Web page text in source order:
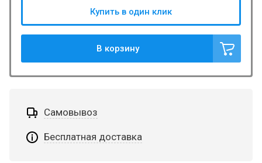
В корзину
Купить в один клик
Самовывоз
Бесплатная доставка